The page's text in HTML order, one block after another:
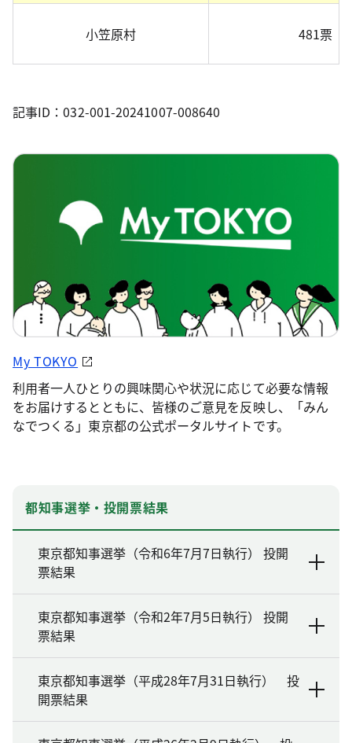
小笠原村 481票
記事ID：032-001-20241007-008640
My TOKYO
利用者一人ひとりの興味関心や状況に応じて必要な情報
をお届けするとともに、皆様のご意見を反映し、「みん
なでつくる」東京都の公式ポータルサイトです。
都知事選挙・投開票結果
東京都知事選挙（令和6年7月7日執行） 投開
票結果
東京都知事選挙（令和2年7月5日執行） 投開
票結果
東京都知事選挙（平成28年7月31日執行） 投
開票結果